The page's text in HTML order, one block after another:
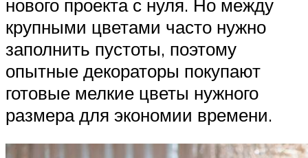
нового проекта с нуля. Но между
крупными цветами часто нужно
заполнить пустоты, поэтому
опытные декораторы покупают
готовые мелкие цветы нужного
размера для экономии времени.